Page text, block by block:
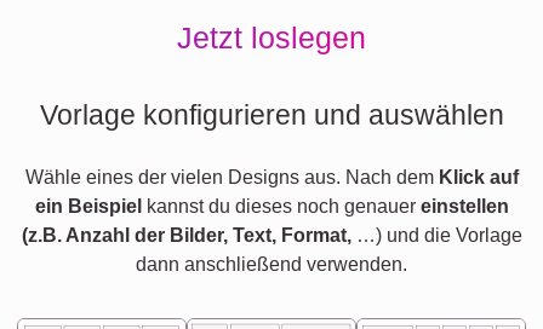
Jetzt loslegen
Vorlage konfigurieren und auswählen
Wähle eines der vielen Designs aus. Nach dem Klick auf
ein Beispiel kannst du dieses noch genauer einstellen
(z.B. Anzahl der Bilder, Text, Format,…) und die Vorlage
dann anschließend verwenden.